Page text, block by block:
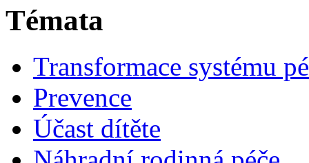
Témata
Transformace systému
Prevence
Účast dítěte